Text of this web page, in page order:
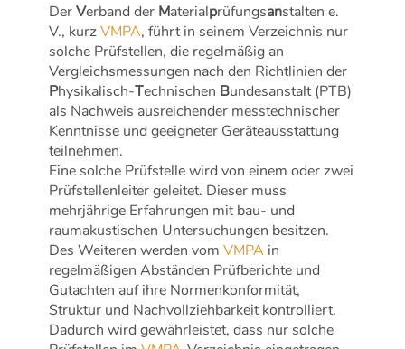
DerVerband der Materialprüfungsanstalten e.
V., kurzVMPA, führt in seinem Verzeichnis nur
solche Prüfstellen, die regelmäßig an
Vergleichsmessungen nach den Richtlinien der
Physikalisch-Technischen Bundesanstalt (PTB)
als Nachweis ausreichender messtechnischer
Kenntnisse und geeigneter Geräteausstattung
teilnehmen.
Eine solche Prüfstelle wird von einem oder zwei
Prüfstellenleiter geleitet. Dieser muss
mehrjährige Erfahrungen mit bau- und
raumakustischen Untersuchungen besitzen.
Des Weiteren werden vomVMPA in
regelmäßigen Abständen Prüfberichte und
Gutachten auf ihre Normenkonformität,
Struktur und Nachvollziehbarkeit kontrolliert.
Dadurch wird gewährleistet, dass nur solche